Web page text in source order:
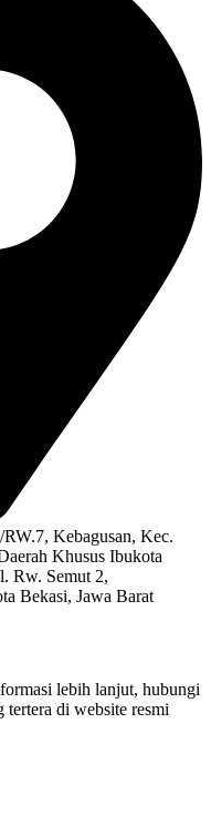
Kebagusan, Kec.
Khusus Ibukota
Rw. Semut 2,
Bekasi, Jawa Barat
lebih lanjut, hubungi
di website resmi